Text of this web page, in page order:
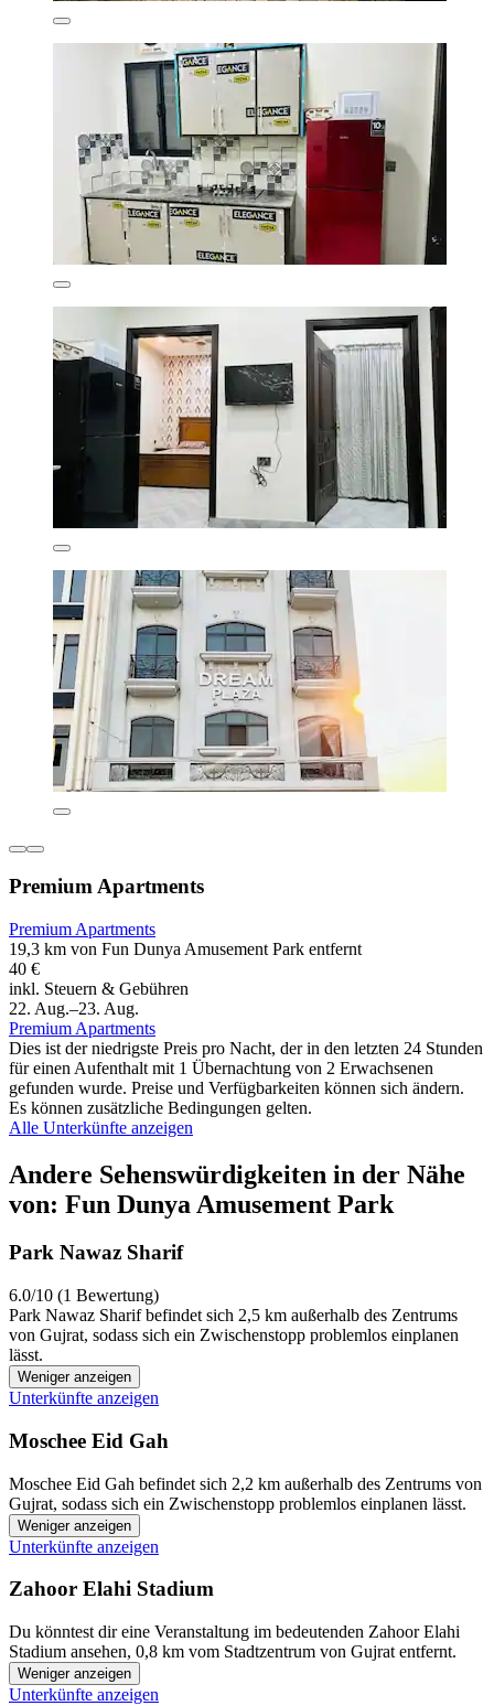
Premium Apartments
Premium Apartments
19,3 km von Fun Dunya Amusement Park entfernt
40 €
inkl. Steuern & Gebühren
22. Aug.–23. Aug.
Premium Apartments
Dies ist der niedrigste Preis pro Nacht, der in den letzten 24 Stunden
für einen Aufenthalt mit 1 Übernachtung von 2 Erwachsenen
gefunden wurde. Preise und Verfügbarkeiten können sich ändern.
Es können zusätzliche Bedingungen gelten.
Alle Unterkünfte anzeigen
Andere Sehenswürdigkeiten in der Nähe
von: Fun Dunya Amusement Park
Park Nawaz Sharif
6.0/10 (1 Bewertung)
Park Nawaz Sharif befindet sich 2,5 km außerhalb des Zentrums
von Gujrat, sodass sich ein Zwischenstopp problemlos einplanen
lässt.
Weniger anzeigen
Unterkünfte anzeigen
Moschee Eid Gah
Moschee Eid Gah befindet sich 2,2 km außerhalb des Zentrums von
Gujrat, sodass sich ein Zwischenstopp problemlos einplanen lässt.
Weniger anzeigen
Unterkünfte anzeigen
Zahoor Elahi Stadium
Du könntest dir eine Veranstaltung im bedeutenden Zahoor Elahi
Stadium ansehen, 0,8 km vom Stadtzentrum von Gujrat entfernt.
Weniger anzeigen
Unterkünfte anzeigen